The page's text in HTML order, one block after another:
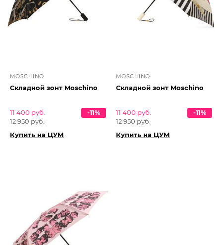
MOSCHINO
Складной зонт Moschino
11 400 руб.
12 950 руб.
-11%
Купить на ЦУМ
MOSCHINO
Складной зонт Moschino
11 400 руб.
12 950 руб.
-11%
Купить на ЦУМ